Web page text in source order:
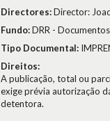
Directores:Director:
Fundo:DRR -
Tipo Documental:
Direitos:
A publicação, total ou
exige prévia autorização
detentora.